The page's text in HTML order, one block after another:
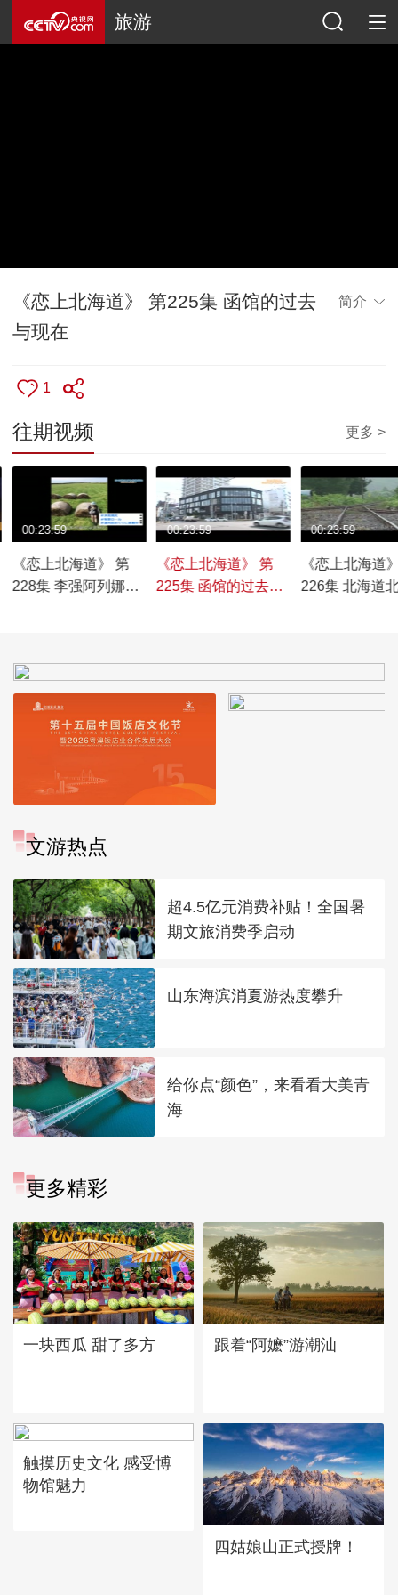
旅游
《恋上北海道》 第225集 函馆的过去
与现在
简介
1
往期视频 更多 >
《恋上北海道》 第
228集 李强阿列娜向
00:23:59
《恋上北海道》 第
225集 函馆的过去与
00:23:59
《恋上北海道
226集 北海道
00:23:59
文游热点
超4.5亿元消费补贴！全国暑
期文旅消费季启动
山东海滨消夏游热度攀升
给你点“颜色”，来看看大美青
海
更多精彩
一块西瓜 甜了多方 跟着“阿嬷”游潮汕
触摸历史文化 感受博
物馆魅力
四姑娘山正式授牌！